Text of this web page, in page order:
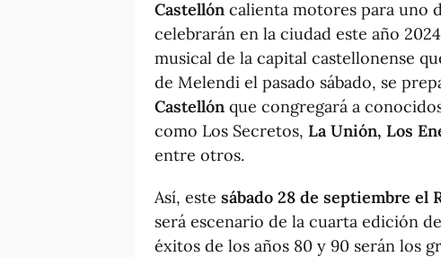
Castellón calienta motores para uno
celebrarán en la ciudad este año
musical de la capital castellonense
de Melendi el pasado sábado, se
Castellón que congregará a
como Los Secretos, La Unión, Los
entre otros.
Así, este sábado 28 de septiembre el
será escenario de la cuarta edición
éxitos de los años 80 y 90 serán los